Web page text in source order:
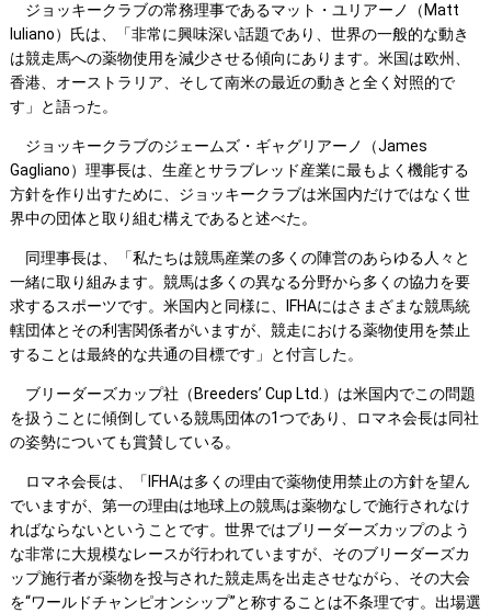
ジョッキークラブの常務理事であるマット・ユリアーノ（Matt
Iuliano）氏は、「非常に興味深い話題であり、世界の一般的な動き
は競走馬への薬物使用を減少させる傾向にあります。米国は欧州、
香港、オーストラリア、そして南米の最近の動きと全く対照的で
す」と語った。
ジョッキークラブのジェームズ・ギャグリアーノ（James
Gagliano）理事長は、生産とサラブレッド産業に最もよく機能する
方針を作り出すために、ジョッキークラブは米国内だけではなく世
界中の団体と取り組む構えであると述べた。
同理事長は、「私たちは競馬産業の多くの陣営のあらゆる人々と
一緒に取り組みます。競馬は多くの異なる分野から多くの協力を要
求するスポーツです。米国内と同様に、IFHAにはさまざまな競馬統
轄団体とその利害関係者がいますが、競走における薬物使用を禁止
することは最終的な共通の目標です」と付言した。
ブリーダーズカップ社（Breeders’ Cup Ltd.）は米国内でこの問題
を扱うことに傾倒している競馬団体の1つであり、ロマネ会長は同社
の姿勢についても賞賛している。
ロマネ会長は、「IFHAは多くの理由で薬物使用禁止の方針を望ん
でいますが、第一の理由は地球上の競馬は薬物なしで施行されなけ
ればならないということです。世界ではブリーダーズカップのよう
な非常に大規模なレースが行われていますが、そのブリーダーズカ
ップ施行者が薬物を投与された競走馬を出走させながら、その大会
を“ワールドチャンピオンシップ”と称することは不条理です。出場選